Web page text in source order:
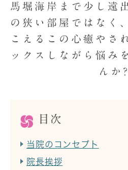
馬堀海岸まで少し遠
の狭い部屋ではなく
こえるこの心癒やさ
ックスしなが ら悩み
んか?
目次
当院のコンセプト
院長挨拶